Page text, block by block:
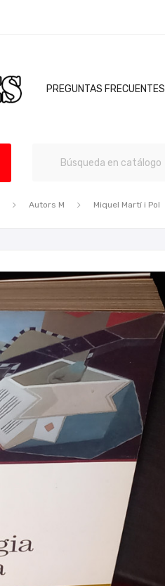
PREGUNTAS FRECUENTES
Autors M Miquel Martí i Pol